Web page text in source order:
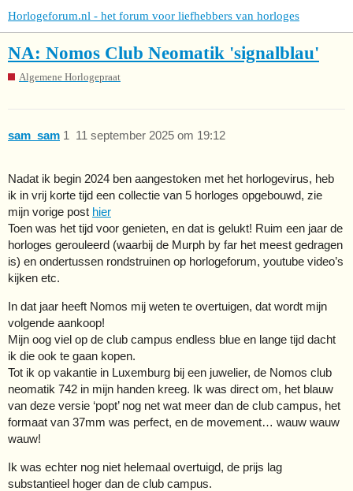
Horlogeforum.nl - het forum voor liefhebbers van horloges
NA: Nomos Club Neomatik 'signalblau'
Algemene Horlogepraat
sam_sam 11 september 2025 om 19:12
1
Nadat ik begin 2024 ben aangestoken met het horlogevirus, heb
ik in vrij korte tijd een collectie van 5 horloges opgebouwd, zie
mijn vorige post hier
Toen was het tijd voor genieten, en dat is gelukt! Ruim een jaar de
horloges gerouleerd (waarbij de Murph by far het meest gedragen
is) en ondertussen rondstruinen op horlogeforum, youtube video’s
kijken etc.
In dat jaar heeft Nomos mij weten te overtuigen, dat wordt mijn
volgende aankoop!
Mijn oog viel op de club campus endless blue en lange tijd dacht
ik die ook te gaan kopen.
Tot ik op vakantie in Luxemburg bij een juwelier, de Nomos club
neomatik 742 in mijn handen kreeg. Ik was direct om, het blauw
van deze versie ‘popt’ nog net wat meer dan de club campus, het
formaat van 37mm was perfect, en de movement… wauw wauw
wauw!
Ik was echter nog niet helemaal overtuigd, de prijs lag
substantieel hoger dan de club campus.